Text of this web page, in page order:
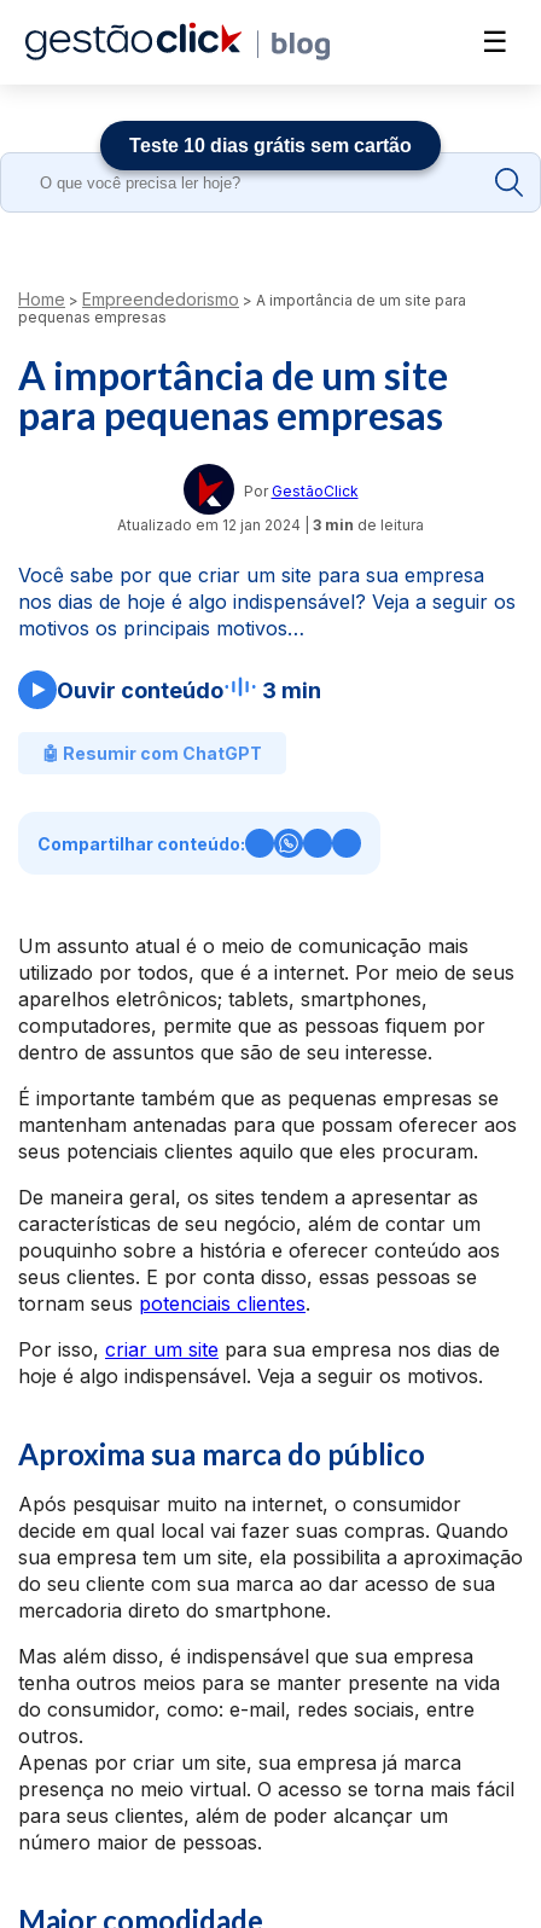
☰
Search
Home > Empreendedorismo > A importância de um site para
pequenas empresas
A importância de um site
para pequenas empresas
Por GestãoClick
Atualizado em 12 jan 2024 3 min de leitura
Você sabe por que criar um site para sua empresa
nos dias de hoje é algo indispensável? Veja a seguir os
motivos os principais motivos…
Ouvir conteúdo 3 min
🤖 Resumir com ChatGPT
Compartilhar conteúdo:
Um assunto atual é o meio de comunicação mais
utilizado por todos, que é a internet. Por meio de seus
aparelhos eletrônicos; tablets, smartphones,
computadores, permite que as pessoas fiquem por
dentro de assuntos que são de seu interesse.
É importante também que as pequenas empresas se
mantenham antenadas para que possam oferecer aos
seus potenciais clientes aquilo que eles procuram.
De maneira geral, os sites tendem a apresentar as
características de seu negócio, além de contar um
pouquinho sobre a história e oferecer conteúdo aos
seus clientes. E por conta disso, essas pessoas se
tornam seus potenciais clientes.
Por isso, criar um site para sua empresa nos dias de
hoje é algo indispensável. Veja a seguir os motivos.
Aproxima sua marca do público
Após pesquisar muito na internet, o consumidor
decide em qual local vai fazer suas compras. Quando
sua empresa tem um site, ela possibilita a aproximação
do seu cliente com sua marca ao dar acesso de sua
mercadoria direto do smartphone.
Mas além disso, é indispensável que sua empresa
tenha outros meios para se manter presente na vida
do consumidor, como: e-mail, redes sociais, entre
outros.
Apenas por criar um site, sua empresa já marca
presença no meio virtual. O acesso se torna mais fácil
para seus clientes, além de poder alcançar um
número maior de pessoas.
Maior comodidade
Teste 10 dias grátis sem cartão